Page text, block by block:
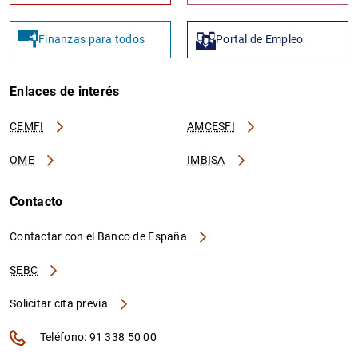
Finanzas para todos Portal de Empleo
Enlaces de interés
CEMFI AMCESFI
OME IMBISA
Contacto
Contactar con el Banco de España
SEBC
Solicitar cita previa
Teléfono: 91 338 50 00